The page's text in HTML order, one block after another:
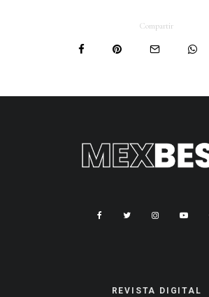
Compartir
REVISTA DIGITAL